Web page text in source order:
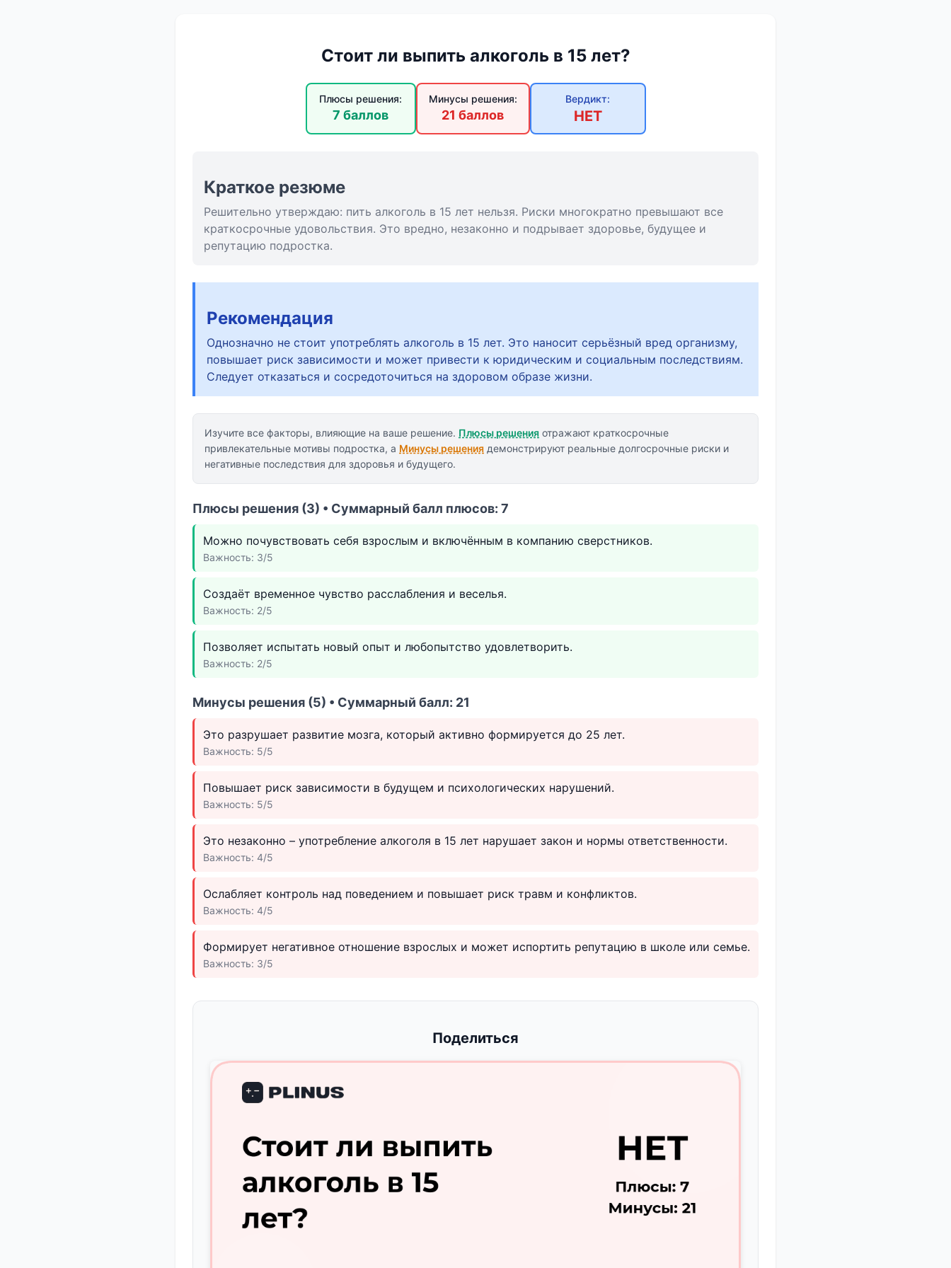
Стоит ли выпить алкоголь в 15 лет?
Плюсы решения:
7 баллов
Минусы решения:
21 баллов
Вердикт:
НЕТ
Краткое резюме
Решительно утверждаю: пить алкоголь в 15 лет нельзя. Риски многократно превышают все
краткосрочные удовольствия. Это вредно, незаконно и подрывает здоровье, будущее и
репутацию подростка.
Рекомендация
Однозначно не стоит употреблять алкоголь в 15 лет. Это наносит серьёзный вред организму,
повышает риск зависимости и может привести к юридическим и социальным последствиям.
Следует отказаться и сосредоточиться на здоровом образе жизни.
Изучите все факторы, влияющие на ваше решение. Плюсы решения отражают краткосрочные
привлекательные мотивы подростка, а Минусы решения демонстрируют реальные долгосрочные риски и
негативные последствия для здоровья и будущего.
Плюсы решения (3) • Суммарный балл плюсов: 7
Можно почувствовать себя взрослым и включённым в компанию сверстников.
Важность: 3/5
Создаёт временное чувство расслабления и веселья.
Важность: 2/5
Позволяет испытать новый опыт и любопытство удовлетворить.
Важность: 2/5
Минусы решения (5) • Суммарный балл: 21
Это разрушает развитие мозга, который активно формируется до 25 лет.
Важность: 5/5
Повышает риск зависимости в будущем и психологических нарушений.
Важность: 5/5
Это незаконно – употребление алкоголя в 15 лет нарушает закон и нормы ответственности.
Важность: 4/5
Ослабляет контроль над поведением и повышает риск травм и конфликтов.
Важность: 4/5
Формирует негативное отношение взрослых и может испортить репутацию в школе или семье.
Важность: 3/5
Поделиться